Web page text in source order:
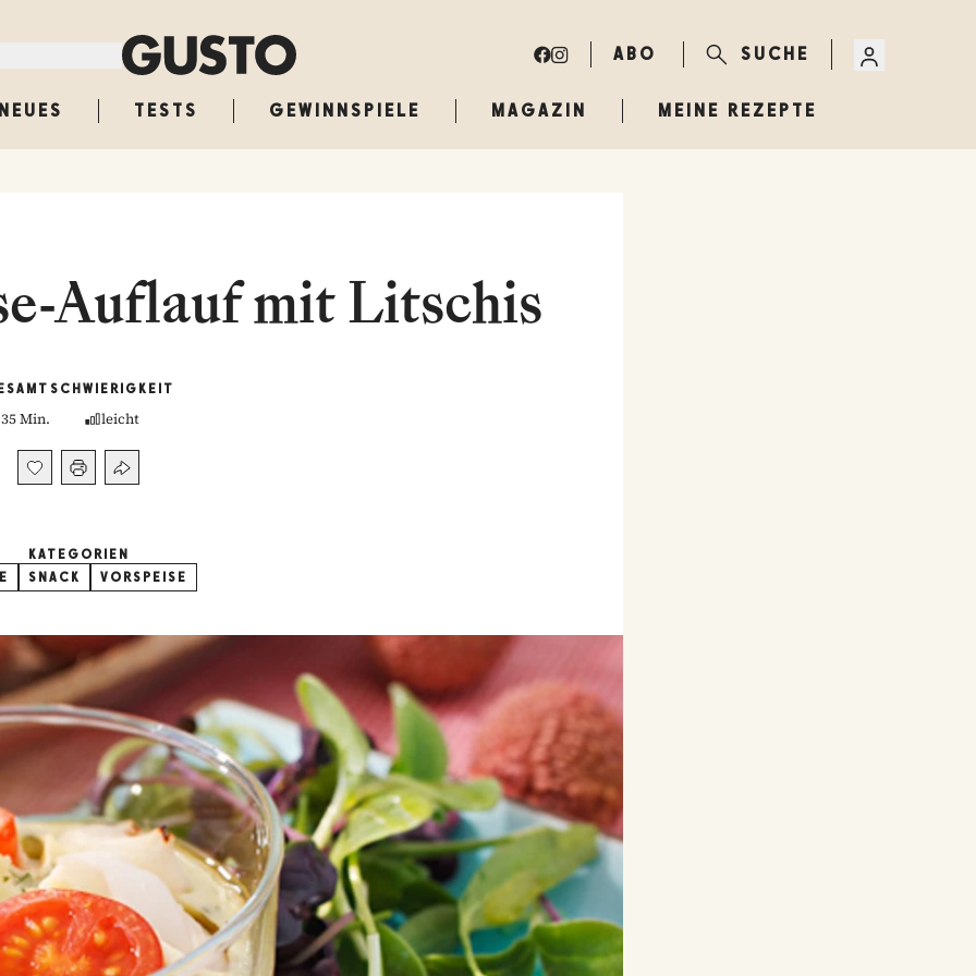
ABO SUCHE
TESTS GEWINNSPIELE MAGAZIN MEINE REZEPTE
Auflauf mit Litschis
35 Min.
SCHWIERIGKEIT
leicht
KATEGORIEN
SNACK VORSPEISE